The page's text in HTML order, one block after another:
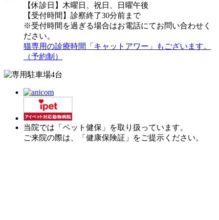
【休診日】木曜日、祝日、日曜午後
【受付時間】診察終了30分前まで
※受付時間を過ぎる場合はお電話にてお問い合わせく
ださい。
猫専用の診療時間「キャットアワー」もございます。
（予約制）
当院では「ペット健保」を取り扱っています。
ご来院の際は、「健康保険証」をご提示ください。